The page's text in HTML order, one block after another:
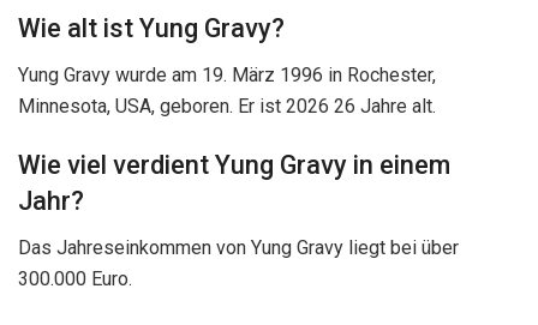
Wie alt ist Yung Gravy?
Yung Gravy wurde am 19. März 1996 in Rochester,
Minnesota, USA, geboren. Er ist 2026 26 Jahre alt.
Wie viel verdient Yung Gravy in einem
Jahr?
Das Jahreseinkommen von Yung Gravy liegt bei über
300.000 Euro.